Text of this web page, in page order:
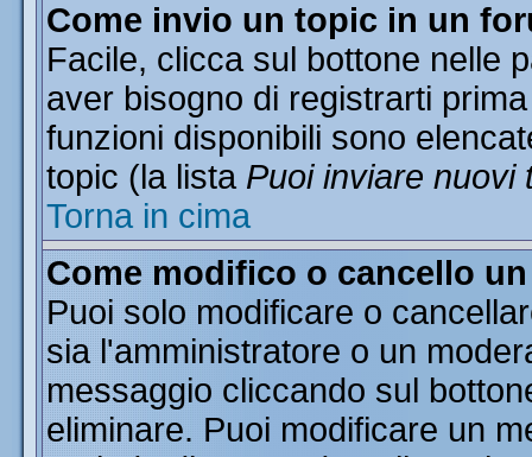
Come invio un topic in un
Facile, clicca sul bottone nelle
aver bisogno di registrarti
funzioni disponibili sono
topic (la lista Puoi inviare nuovi
Torna in cima
Come modifico o cancello
Puoi solo modificare o
sia l'amministratore o un
messaggio cliccando sul
eliminare. Puoi modificare un